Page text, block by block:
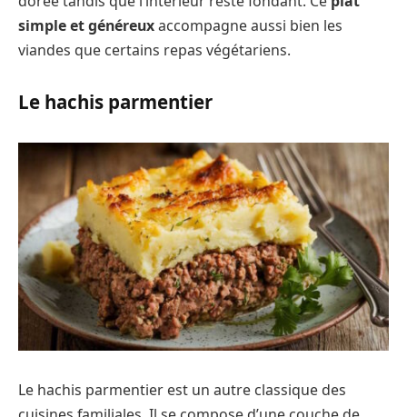
simple et généreuxaccompagne aussi bien les
viandes que certains repas végétariens.
Le hachis parmentier
Le hachis parmentier est un autre classique des